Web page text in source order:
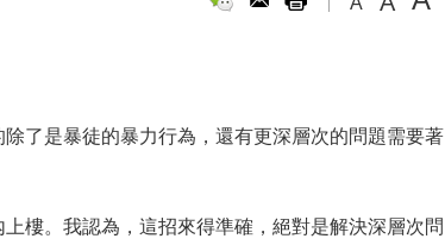
了是暴徒的暴力行為，還有更深層次的問題需要著
樓。我認為，這招來得準確，絕對是解決深層次問